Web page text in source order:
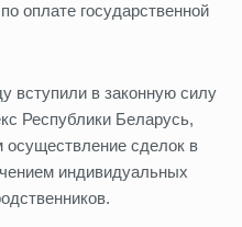
оплате государственной
вступили в законную силу
Республики Беларусь,
сделок в
индивидуальных